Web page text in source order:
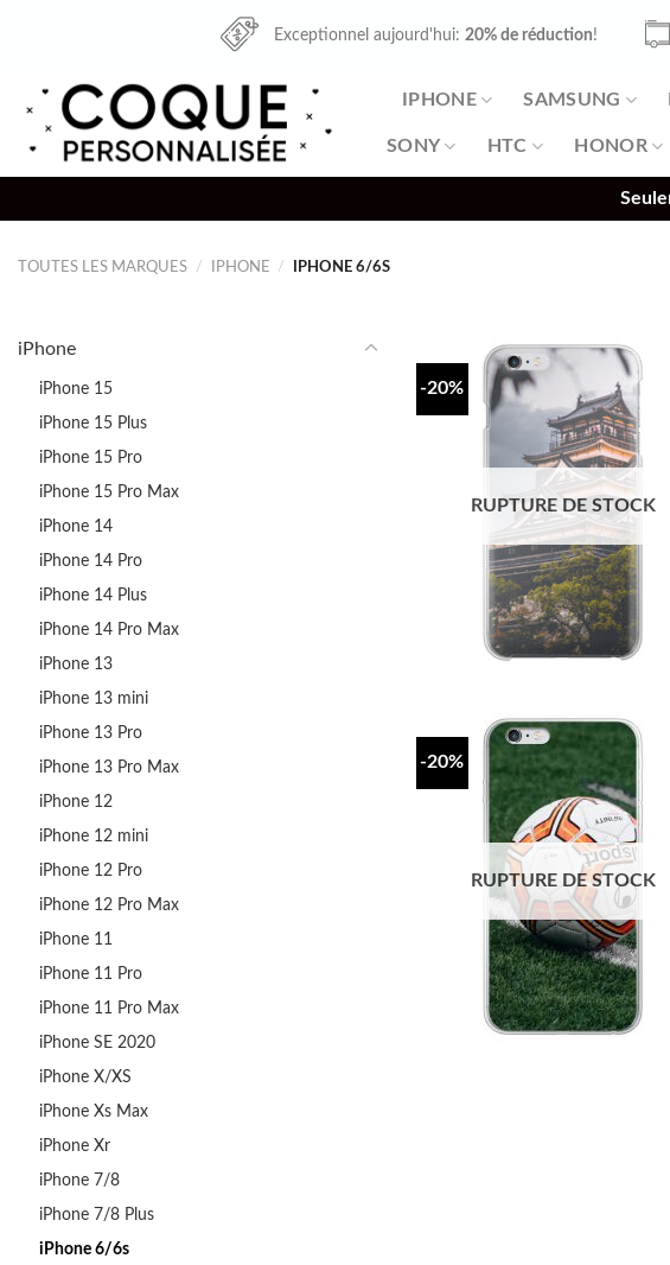
Exceptionnel aujourd'hui:20% de réduction!
IPHONE SAMSUNG
SONY HTC HONOR
TOUTES LES MARQUES / IPHONE / IPHONE 6/6S
iPhone
iPhone 15
iPhone 15 Plus
iPhone 15 Pro
iPhone 15 Pro Max
iPhone 14
iPhone 14 Pro
iPhone 14 Plus
iPhone 14 Pro Max
iPhone 13
iPhone 13 mini
iPhone 13 Pro
iPhone 13 Pro Max
iPhone 12
iPhone 12 mini
iPhone 12 Pro
iPhone 12 Pro Max
iPhone 11
iPhone 11 Pro
iPhone 11 Pro Max
iPhone SE 2020
iPhone X/XS
iPhone Xs Max
iPhone Xr
iPhone 7/8
iPhone 7/8 Plus
iPhone 6/6s
-20%
RUPTURE DE STOCK
-20%
RUPTURE DE STOCK